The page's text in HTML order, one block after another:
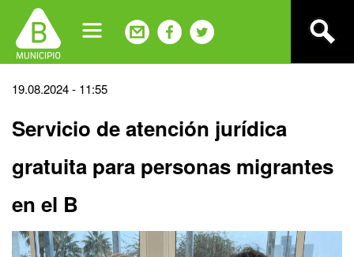
navigation
Back
top
19.08.2024 - 11:55
Servicio de atención jurídica
gratuita para personas migrantes
en el B